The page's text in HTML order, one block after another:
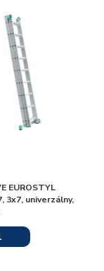
EUROSTYL
3x7, univerzálny,